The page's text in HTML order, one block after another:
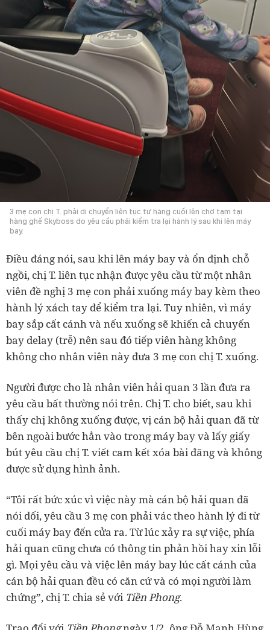
3 mẹ con chị T. phải di chuyển liên tục từ hàng cuối lên chờ tạm tại
hàng ghế Skyboss do yêu cầu phải kiểm tra lại hành lý sau khi lên máy
bay.
Điều đáng nói, sau khi lên máy bay và ổn định chỗ
ngồi, chị T. liên tục nhận được yêu cầu từ một nhân
viên đề nghị 3 mẹ con phải xuống máy bay kèm theo
hành lý xách tay để kiểm tra lại. Tuy nhiên, vì máy
bay sắp cất cánh và nếu xuống sẽ khiến cả chuyến
bay delay (trễ) nên sau đó tiếp viên hàng không
không cho nhân viên này đưa 3 mẹ con chị T. xuống.
Người được cho là nhân viên hải quan 3 lần đưa ra
yêu cầu bất thường nói trên. Chị T. cho biết, sau khi
thấy chị không xuống được, vị cán bộ hải quan đã từ
bên ngoài bước hẳn vào trong máy bay và lấy giấy
bút yêu cầu chị T. viết cam kết xóa bài đăng và không
được sử dụng hình ảnh.
“Tôi rất bức xúc vì việc này mà cán bộ hải quan đã
nói dối, yêu cầu 3 mẹ con phải vác theo hành lý đi từ
cuối máy bay đến cửa ra. Từ lúc xảy ra sự việc, phía
hải quan cũng chưa có thông tin phản hồi hay xin lỗi
gì. Mọi yêu cầu và việc lên máy bay lúc cất cánh của
cán bộ hải quan đều có căn cứ và có mọi người làm
chứng”, chị T. chia sẻ với Tiền Phong.